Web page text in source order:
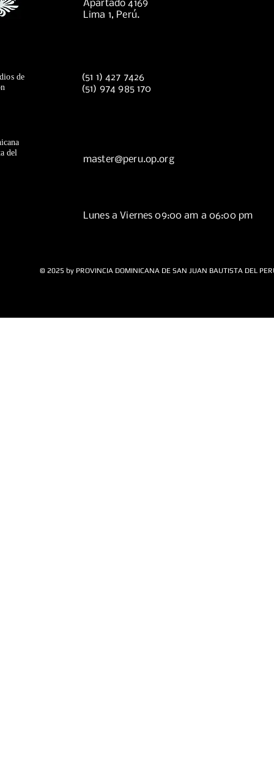
Apartado 4169
Lima 1, Perú.
de
(51 1) 427 7426
(51) 974 985 170
del
master@peru.op.org
Lunes a Viernes 09:00 am a 06:00 pm
© 2025 by PROVINCIA DOMINICANA DE SAN JUAN BAUTISTA DEL